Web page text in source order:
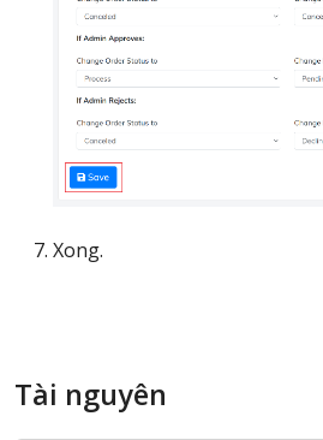
Xong.
Tài nguyên